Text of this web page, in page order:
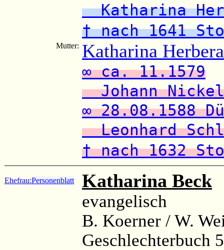
Katharina
† nach 1641
Mutter: Katharina
∞ ca. 11.1579
Johann Nickel
∞ 28.08.1588
Leonhard
† nach 1632
Ehefrau:Personenblatt Katharina Beck
evangelisch
B. Koerner / W.
Geschlechterbuch